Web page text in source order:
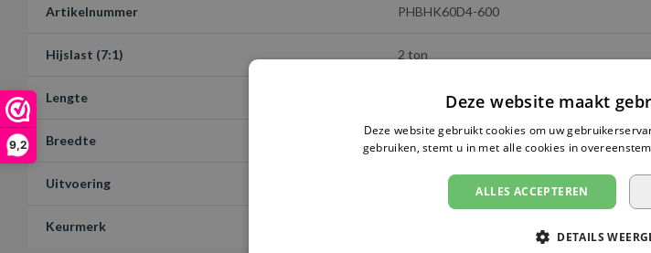
9,2
Artikelnummer PHBHK60D4-600
Hijslast (7:1) 2 ton
Lengte
Breedte 60 mm
Uitvoering Hijsband met haak
Keurmerk
Deze website maakt
Deze website gebruikt cookies om uw
gebruiken, stemt u in met alle cookies in
ALLES ACCEPTEREN
DETAILS